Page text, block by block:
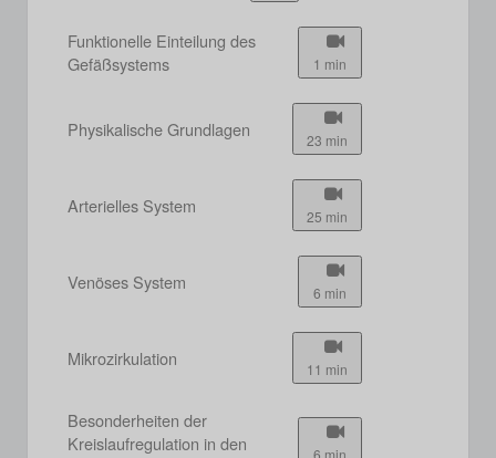
Funktionelle Einteilung des
Gefäßsystems
1 min
Physikalische Grundlagen 23 min
Arterielles System 25 min
Venöses System 6 min
Mikrozirkulation 11 min
Besonderheiten der
Kreislaufregulation in den
6 min